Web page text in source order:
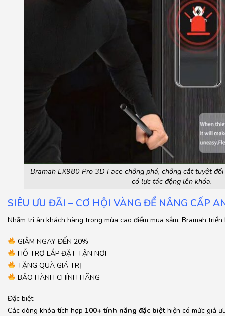
Bramah LX980 Pro 3D Face chống phá, chống cắt tuyệt
có lực tác động lên khóa.
SIÊU ƯU ĐÃI – CƠ HỘI VÀNG ĐỂ NÂNG CẤP
Nhằm tri ân khách hàng trong mùa cao điểm mua sắm, Bramah
GIẢM NGAY ĐẾN 20%
HỖ TRỢ LẮP ĐẶT TẬN NƠI
TẶNG QUÀ GIÁ TRỊ
BẢO HÀNH CHÍNH HÃNG
Đặc biệt:
Các dòng khóa tích hợp 100+ tính năng đặc biệt hiện có mức giá